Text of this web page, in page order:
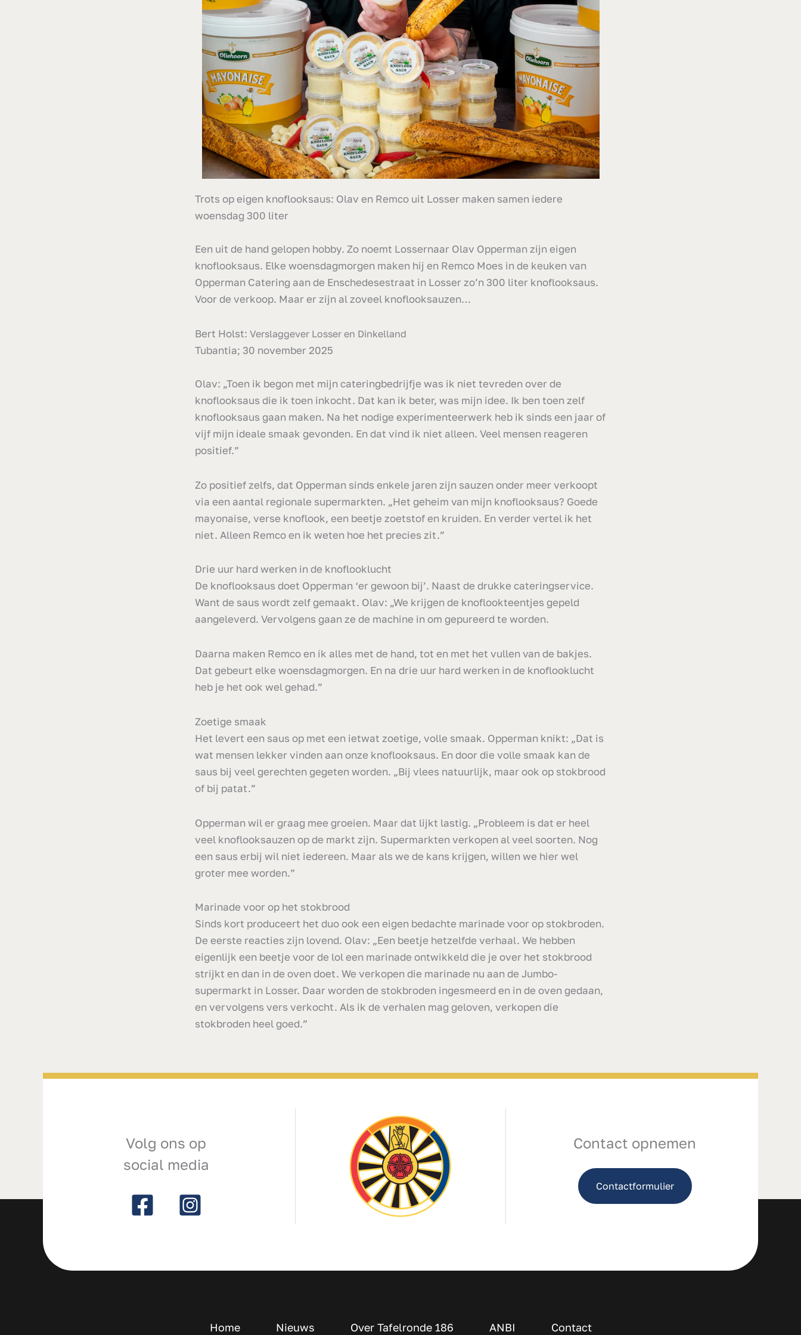
Trots op eigen knoflooksaus: Olav en Remco uit Losser maken samen iedere
woensdag 300 liter
Een uit de hand gelopen hobby. Zo noemt Lossernaar Olav Opperman zijn eigen
knoflooksaus. Elke woensdagmorgen maken hij en Remco Moes in de keuken van
Opperman Catering aan de Enschedesestraat in Losser zo’n 300 liter knoflooksaus.
Voor de verkoop. Maar er zijn al zoveel knoflooksauzen…
Bert Holst: Verslaggever Losser en Dinkelland
Tubantia; 30 november 2025
Olav: „Toen ik begon met mijn cateringbedrijfje was ik niet tevreden over de
knoflooksaus die ik toen inkocht. Dat kan ik beter, was mijn idee. Ik ben toen zelf
knoflooksaus gaan maken. Na het nodige experimenteerwerk heb ik sinds een jaar of
vijf mijn ideale smaak gevonden. En dat vind ik niet alleen. Veel mensen reageren
positief.”
Zo positief zelfs, dat Opperman sinds enkele jaren zijn sauzen onder meer verkoopt
via een aantal regionale supermarkten. „Het geheim van mijn knoflooksaus? Goede
mayonaise, verse knoflook, een beetje zoetstof en kruiden. En verder vertel ik het
niet. Alleen Remco en ik weten hoe het precies zit.”
Drie uur hard werken in de knoflooklucht
De knoflooksaus doet Opperman ‘er gewoon bij’. Naast de drukke cateringservice.
Want de saus wordt zelf gemaakt. Olav: „We krijgen de knoflookteentjes gepeld
aangeleverd. Vervolgens gaan ze de machine in om gepureerd te worden.
Daarna maken Remco en ik alles met de hand, tot en met het vullen van de bakjes.
Dat gebeurt elke woensdagmorgen. En na drie uur hard werken in de knoflooklucht
heb je het ook wel gehad.”
Zoetige smaak
Het levert een saus op met een ietwat zoetige, volle smaak. Opperman knikt: „Dat is
wat mensen lekker vinden aan onze knoflooksaus. En door die volle smaak kan de
saus bij veel gerechten gegeten worden. „Bij vlees natuurlijk, maar ook op stokbrood
of bij patat.”
Opperman wil er graag mee groeien. Maar dat lijkt lastig. „Probleem is dat er heel
veel knoflooksauzen op de markt zijn. Supermarkten verkopen al veel soorten. Nog
een saus erbij wil niet iedereen. Maar als we de kans krijgen, willen we hier wel
groter mee worden.”
Marinade voor op het stokbrood
Sinds kort produceert het duo ook een eigen bedachte marinade voor op stokbroden.
De eerste reacties zijn lovend. Olav: „Een beetje hetzelfde verhaal. We hebben
eigenlijk een beetje voor de lol een marinade ontwikkeld die je over het stokbrood
strijkt en dan in de oven doet. We verkopen die marinade nu aan de Jumbo-
supermarkt in Losser. Daar worden de stokbroden ingesmeerd en in de oven gedaan,
en vervolgens vers verkocht. Als ik de verhalen mag geloven, verkopen die
stokbroden heel goed.”
Volg ons op
social media
Contact opnemen
Contactformulier
Home Nieuws Over Tafelronde 186 ANBI Contact